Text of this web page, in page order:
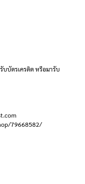
บบัตรเครดิต หรือมารับ
79668582/